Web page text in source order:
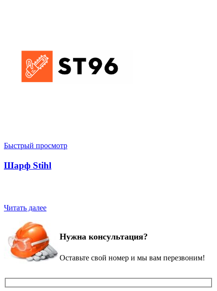
Быстрый просмотр
Шарф Stihl
Читать далее
Нужна консультация?
Оставьте свой номер и мы вам перезвоним!